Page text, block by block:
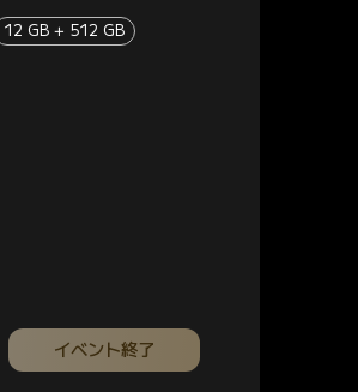
12 GB + 512 GB
イベント終了